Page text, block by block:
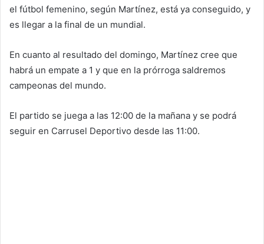
el fútbol femenino, según Martínez, está ya conseguido, y
es llegar a la final de un mundial.
En cuanto al resultado del domingo, Martínez cree que
habrá un empate a 1 y que en la prórroga saldremos
campeonas del mundo.
El partido se juega a las 12:00 de la mañana y se podrá
seguir en Carrusel Deportivo desde las 11:00.